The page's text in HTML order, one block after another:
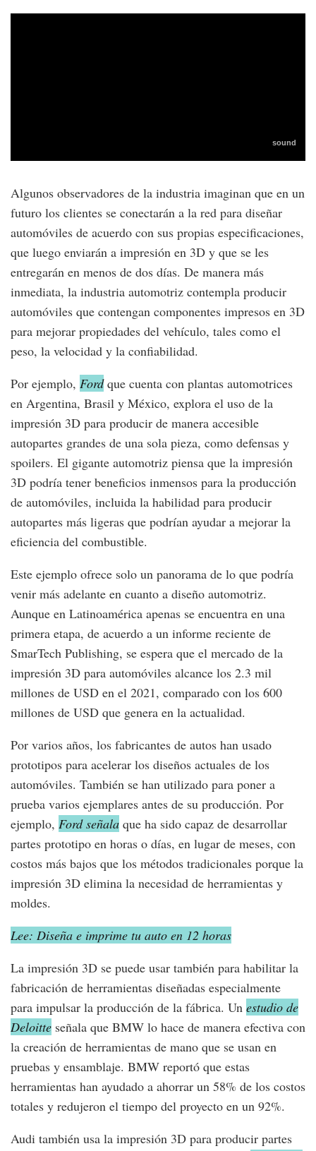
Algunos observadores de la industria imaginan que en un
futuro los clientes se conectarán a la red para diseñar
automóviles de acuerdo con sus propias especificaciones,
que luego enviarán a impresión en 3D y que se les
entregarán en menos de dos días. De manera más
inmediata, la industria automotriz contempla producir
automóviles que contengan componentes impresos en 3D
para mejorar propiedades del vehículo, tales como el
peso, la velocidad y la confiabilidad.
Por ejemplo, Ford que cuenta con plantas automotrices
en Argentina, Brasil y México, explora el uso de la
impresión 3D para producir de manera accesible
autopartes grandes de una sola pieza, como defensas y
spoilers. El gigante automotriz piensa que la impresión
3D podría tener beneficios inmensos para la producción
de automóviles, incluida la habilidad para producir
autopartes más ligeras que podrían ayudar a mejorar la
eficiencia del combustible.
Este ejemplo ofrece solo un panorama de lo que podría
venir más adelante en cuanto a diseño automotriz.
Aunque en Latinoamérica apenas se encuentra en una
primera etapa, de acuerdo a un informe reciente de
SmarTech Publishing, se espera que el mercado de la
impresión 3D para automóviles alcance los 2.3 mil
millones de USD en el 2021, comparado con los 600
millones de USD que genera en la actualidad.
Por varios años, los fabricantes de autos han usado
prototipos para acelerar los diseños actuales de los
automóviles. También se han utilizado para poner a
prueba varios ejemplares antes de su producción. Por
ejemplo, Ford señala que ha sido capaz de desarrollar
partes prototipo en horas o días, en lugar de meses, con
costos más bajos que los métodos tradicionales porque la
impresión 3D elimina la necesidad de herramientas y
moldes.
Lee: Diseña e imprime tu auto en 12 horas
La impresión 3D se puede usar también para habilitar la
fabricación de herramientas diseñadas especialmente
para impulsar la producción de la fábrica. Un estudio de
Deloitte señala que BMW lo hace de manera efectiva con
la creación de herramientas de mano que se usan en
pruebas y ensamblaje. BMW reportó que estas
herramientas han ayudado a ahorrar un 58% de los costos
totales y redujeron el tiempo del proyecto en un 92%.
Audi también usa la impresión 3D para producir partes